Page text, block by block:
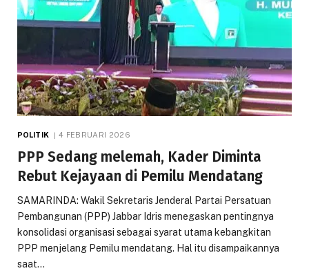
POLITIK 4 FEBRUARI 2026
PPP Sedang melemah, Kader Diminta
Rebut Kejayaan di Pemilu Mendatang
SAMARINDA: Wakil Sekretaris Jenderal Partai Persatuan
Pembangunan (PPP) Jabbar Idris menegaskan pentingnya
konsolidasi organisasi sebagai syarat utama kebangkitan
PPP menjelang Pemilu mendatang. Hal itu disampaikannya
saat…